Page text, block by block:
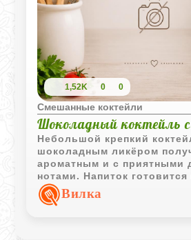
1,52K 0 0
Смешанные коктейли
Шоколадный коктейль
Небольшой крепкий
шоколадным ликёром
ароматным и с приятными
нотами. Напиток готовится
минут и отлично подходит
подачи.Вилка